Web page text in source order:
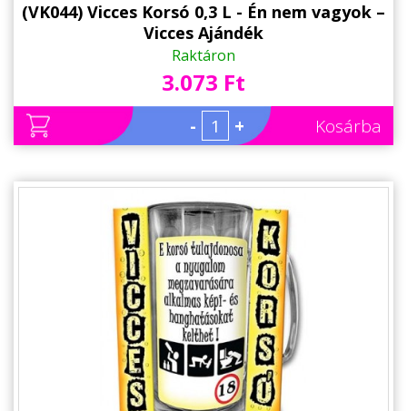
(VK044) Vicces Korsó 0,3 L - Én nem vagyok –
Vicces Ajándék
Raktáron
3.073 Ft
- + Kosárba